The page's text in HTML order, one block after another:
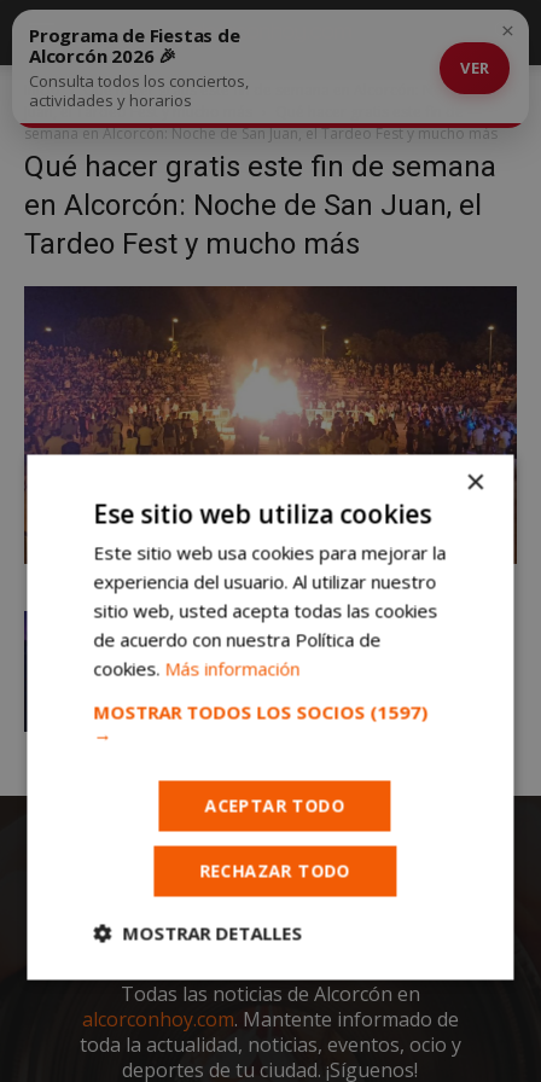
Inicio
Qué hacer gratis este fin de semana en Alcorcón: Noche de San
Juan, el Tardeo Fest y mucho más
semana en Alcorcón: Noche de San Juan, el Tardeo Fest y mucho más
Qué hacer gratis este fin de semana
en Alcorcón: Noche de San Juan, el
Tardeo Fest y mucho más
Programa de Fiestas de
Alcorcón 2026 🎉
Consulta todos los conciertos,
actividades y horarios
VER
×
Todas las noticias de Alcorcón en
alcorconhoy.com. Mantente informado de
toda la actualidad, noticias, eventos, ocio y
deportes de tu ciudad. ¡Síguenos!
×
Ese sitio web utiliza cookies
Este sitio web usa cookies para mejorar la
experiencia del usuario. Al utilizar nuestro
sitio web, usted acepta todas las cookies
de acuerdo con nuestra Política de
cookies. Más información
MOSTRAR TODOS LOS SOCIOS (1597)
→
ACEPTAR TODO
RECHAZAR TODO
MOSTRAR DETALLES
Cookies
estrictamente
necesarias
Cookies de
rendimiento